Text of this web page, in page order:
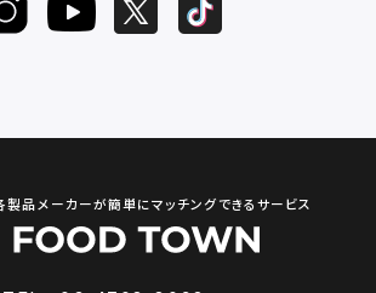
品メーカーが簡単にマッチングできるサービス